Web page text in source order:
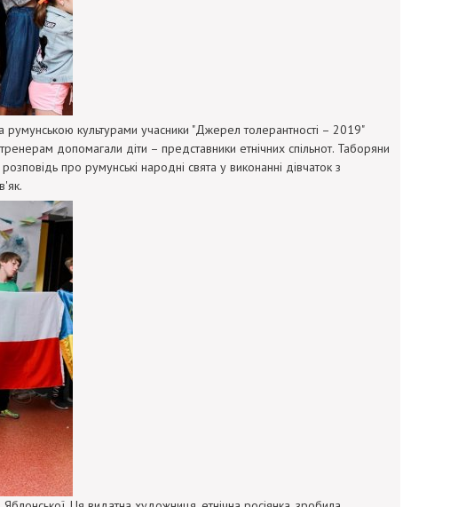
румунською культурами учасники "Джерел толерантності – 2019"
допомагали діти – представники етнічних спільнот. Таборяни
про румунські народні свята у виконанні дівчаток з